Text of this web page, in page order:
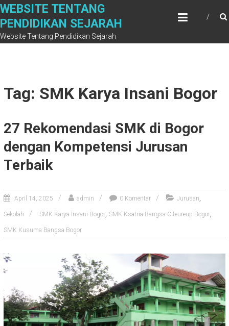
Skip
content
WEBSITE TENTANG
PENDIDIKAN SEJARAH
Website Tentang Pendidikan Sejarah
Tag: SMK Karya Insani Bogor
27 Rekomendasi SMK di Bogor
dengan Kompetensi Jurusan
Terbaik
April 14, 2025 admin 0 Komentar Jurusan,
Sekolah SMK Karya Insani Bogor, SMK Ksatria Bangsa Citeureup Bogor,
SMK Kusuma Bangsa Bogor